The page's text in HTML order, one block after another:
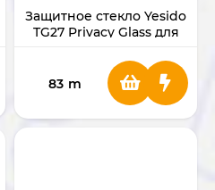
Защитное стекло Yesido
TG27 Privacy Glass для
83 m